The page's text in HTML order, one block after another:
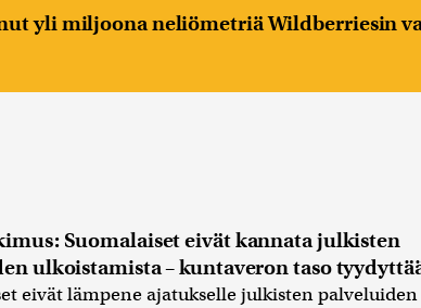
yli miljoona neliömetriä Wildberriesin
Suomalaiset eivät kannata julkisten
ulkoistamista – kuntaveron taso
eivät lämpene ajatukselle julkisten palveluiden